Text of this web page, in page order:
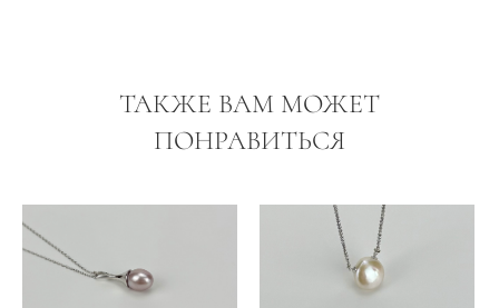
ТАКЖЕ ВАМ МОЖЕТ
ПОНРАВИТЬСЯ